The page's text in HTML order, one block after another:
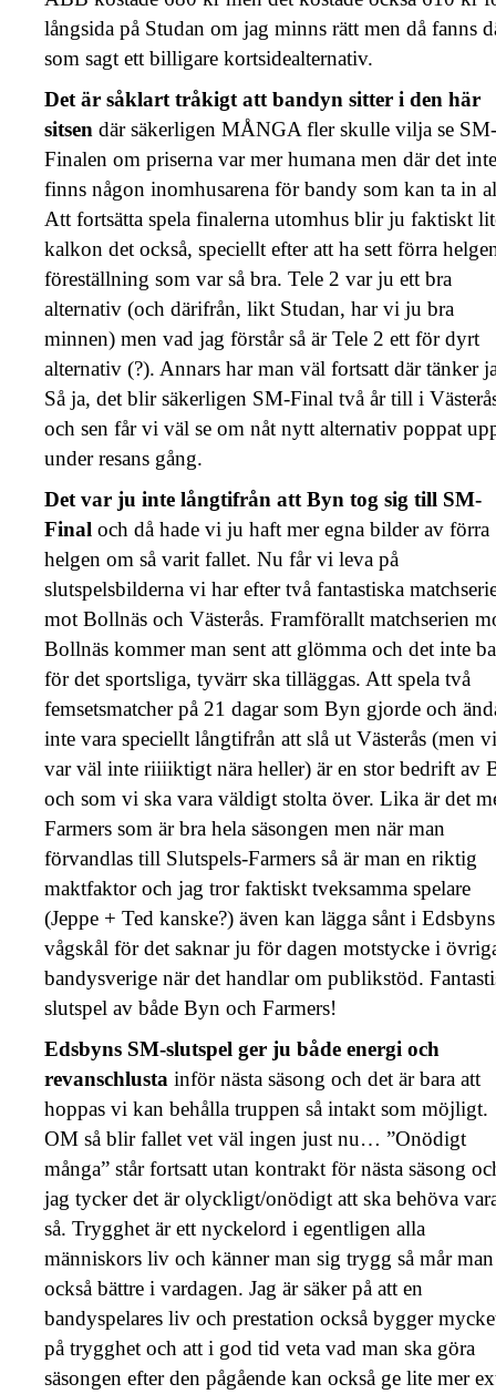
långsida på Studan om jag minns rätt men då fanns
som sagt ett billigare kortsidealternativ.
Det är såklart tråkigt att bandyn sitter i den här
sitsen där säkerligen MÅNGA fler skulle vilja se SM-
Finalen om priserna var mer humana men där det inte
finns någon inomhusarena för bandy som kan ta in
Att fortsätta spela finalerna utomhus blir ju faktiskt
kalkon det också, speciellt efter att ha sett förra
föreställning som var så bra. Tele 2 var ju ett bra
alternativ (och därifrån, likt Studan, har vi ju bra
minnen) men vad jag förstår så är Tele 2 ett för dyrt
alternativ (?). Annars har man väl fortsatt där tänker
Så ja, det blir säkerligen SM-Final två år till i
och sen får vi väl se om nåt nytt alternativ poppat
under resans gång.
Det var ju inte långtifrån att Byn tog sig till SM-
Final och då hade vi ju haft mer egna bilder av förra
helgen om så varit fallet. Nu får vi leva på
slutspelsbilderna vi har efter två fantastiska
mot Bollnäs och Västerås. Framförallt matchserien
Bollnäs kommer man sent att glömma och det inte
för det sportsliga, tyvärr ska tilläggas. Att spela två
femsetsmatcher på 21 dagar som Byn gjorde och
inte vara speciellt långtifrån att slå ut Västerås (men vi
var väl inte riiiiktigt nära heller) är en stor bedrift av
och som vi ska vara väldigt stolta över. Lika är det
Farmers som är bra hela säsongen men när man
förvandlas till Slutspels-Farmers så är man en riktig
maktfaktor och jag tror faktiskt tveksamma spelare
(Jeppe + Ted kanske?) även kan lägga sånt i Edsbyns
vågskål för det saknar ju för dagen motstycke i
bandysverige när det handlar om publikstöd.
slutspel av både Byn och Farmers!
Edsbyns SM-slutspel ger ju både energi och
revanschlusta inför nästa säsong och det är bara att
hoppas vi kan behålla truppen så intakt som möjligt.
OM så blir fallet vet väl ingen just nu… ”Onödigt
många” står fortsatt utan kontrakt för nästa säsong
jag tycker det är olyckligt/onödigt att ska behöva
så. Trygghet är ett nyckelord i egentligen alla
människors liv och känner man sig trygg så mår man
också bättre i vardagen. Jag är säker på att en
bandyspelares liv och prestation också bygger
på trygghet och att i god tid veta vad man ska göra
säsongen efter den pågående kan också ge lite mer